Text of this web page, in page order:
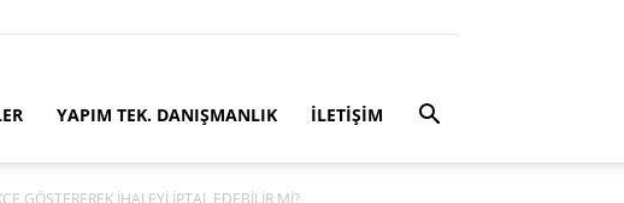
YAPIM TEK. DANIŞMANLIK İLETİŞİM
GÖSTEREREK İHALEYİ İPTAL EDEBİLİR Mİ?